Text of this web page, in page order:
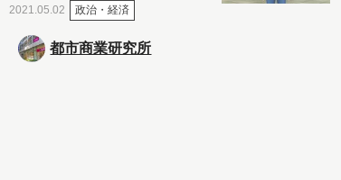
2021.05.02 政治・経済
都市商業研究所